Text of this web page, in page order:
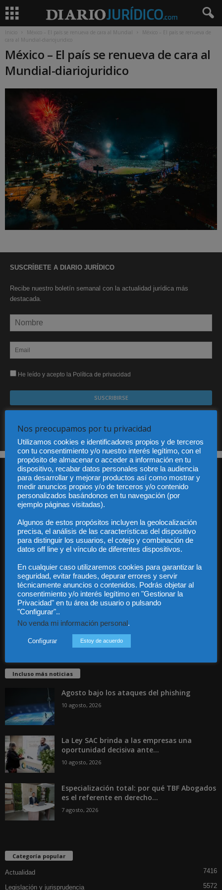
Inicio México – El país se renueva de cara al Mundial
México – El país se renueva de
cara al Mundial-diariojuridico
México – El país se renueva de cara al
Mundial-diariojuridico
SUSCRÍBETE A DIARIO JURÍDICO
Recibe nuestro boletín semanal con la actualidad jurídica más
destacada.
He leído y acepto la Política de privacidad
S.L. y no será cedido a un tercero en ningún caso.
Audiencia y Publicidad
Quiénes somos
Legal
Contacto
Guía Colaboradores
Contáctanos: info@diariojuridico.com
Incluso más noticias
Agosto bajo los ataques del phishing
10 agosto, 2026
La Ley SAC brinda a las empresas una
oportunidad decisiva ante...
10 agosto, 2026
Especialización total: por qué TBF Abogados
es el referente en derecho...
7 agosto, 2026
Categoría popular
Actualidad 7416
Legislación y jurisprudencia 5572
Nos preocupamos por tu privacidad
Utilizamos cookies e identificadores propios y de terceros
con tu consentimiento y/o nuestro interés legítimo, con el
propósito de almacenar o acceder a información en tu
dispositivo, recabar datos personales sobre la audiencia
para desarrollar y mejorar productos así como mostrar y
medir anuncios propios y/o de terceros y/o contenido
personalizados basándonos en tu navegación (por
ejemplo páginas visitadas).
Algunos de estos propósitos incluyen la geolocalización
precisa, el análisis de las características del dispositivo
para distinguir los usuarios, el cotejo y combinación de
datos off line y el vínculo de diferentes dispositivos.
En cualquier caso utilizaremos cookies para garantizar la
seguridad, evitar fraudes, depurar errores y servir
técnicamente anuncios o contenidos. Podrás objetar al
consentimiento y/o interés legítimo en "Gestionar la
Privacidad" en tu área de usuario o pulsando
"Configurar"..
No venda mi información personal .
Configurar Estoy de acuerdo